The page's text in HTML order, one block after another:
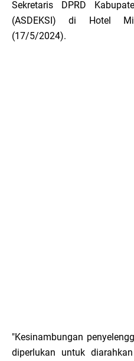
Sekretaris DPRD
(ASDEKSI) di Hotel
(17/5/2024).
"Kesinambungan
diperlukan untuk